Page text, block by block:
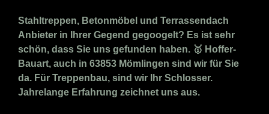
Stahltreppen, Betonmöbel und Terrassendach
Anbieter in Ihrer Gegend gegoogelt? Es ist sehr
schön, dass Sie uns gefunden haben. 🥇 Hoffer-
Bauart, auch in 63853 Mömlingen sind wir für Sie
da. Für Treppenbau, sind wir Ihr Schlosser.
Jahrelange Erfahrung zeichnet uns aus.